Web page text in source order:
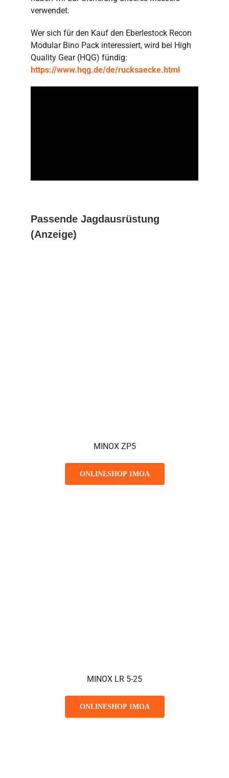
verwendet.
Wer sich für den Kauf den Eberlestock Recon
Modular Bino Pack interessiert, wird bei High
Quality Gear (HQG) fündig:
https://www.hqg.de/de/rucksaecke.html
Passende Jagdausrüstung
(Anzeige)
MINOX ZP5
ONLINESHOP 1MOA
MINOX LR 5-25
ONLINESHOP 1MOA